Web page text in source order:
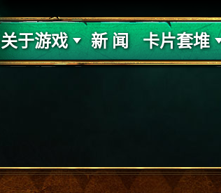
关于游戏
支持
新 闻 卡片套堆
力量的代价